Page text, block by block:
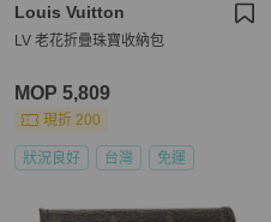
Louis Vuitton
LV 老花折疊珠寶收納包
MOP 5,809
現折 200
狀況良好 台灣 免運